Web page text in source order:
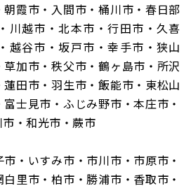
霞市・入間市・桶川市・春日部
川越市・北本市・行田市・久喜
越谷市・坂戸市・幸手市・狭山
加市・秩父市・鶴ヶ島市・所沢
田市・羽生市・飯能市・東松山
士見市・ふじみ野市・本庄市・
・和光市・蕨市
・いすみ市・市川市・市原市・
里市・柏市・勝浦市・香取市・